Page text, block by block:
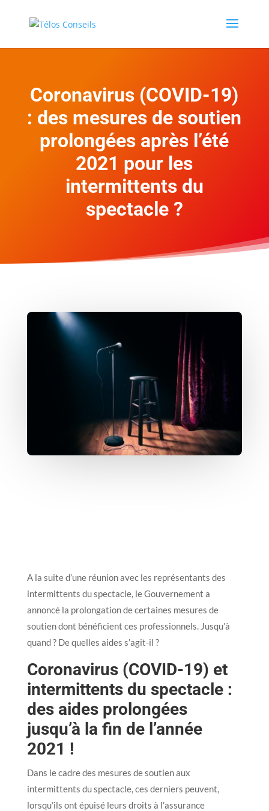
Coronavirus (COVID-19)
: des mesures de soutien
prolongées après l’été
2021 pour les
intermittents du
spectacle ?
A la suite d’une réunion avec les représentants des
intermittents du spectacle, le Gouvernement a
annoncé la prolongation de certaines mesures de
soutien dont bénéficient ces professionnels. Jusqu’à
quand ? De quelles aides s’agit-il ?
Coronavirus (COVID-19) et
intermittents du spectacle :
des aides prolongées
jusqu’à la fin de l’année
2021 !
Dans le cadre des mesures de soutien aux
intermittents du spectacle, ces derniers peuvent,
lorsqu’ils ont épuisé leurs droits à l’assurance